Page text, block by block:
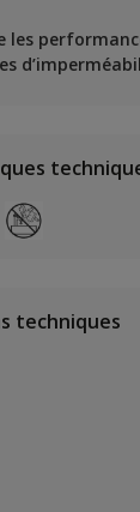
les
techniques